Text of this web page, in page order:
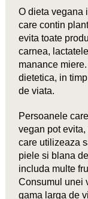
O dieta vegana
care contin
evita toate
carnea,
manance
dietetica, in
de viata.
Persoanele
vegan pot
care utilizeaza
piele si blana
includa multe
Consumul unei
gama larga de